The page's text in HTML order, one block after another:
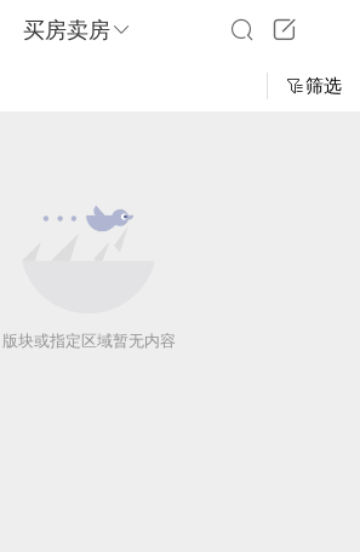
买房卖房
筛选
版块或指定区域暂无内容